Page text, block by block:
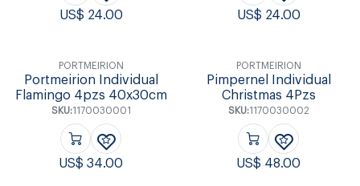
US$ 24.00 US$ 24.00
PORTMEIRION
Portmeirion Individual
Flamingo 4pzs 40x30cm
SKU:1170030001
US$34.00
PORTMEIRION
Pimpernel Individual
Christmas 4Pzs
SKU:1170030002
US$ 48.00